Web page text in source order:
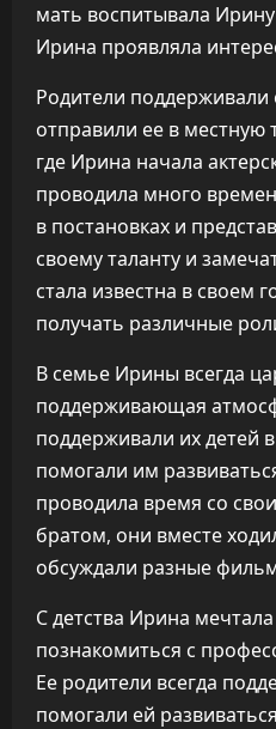
мать воспитывала Ирину
Ирина проявляла
Родители поддерживали
отправили ее в местную
где Ирина начала
проводила много
в постановках и
своему таланту и
стала известна в своем
получать различные
В семье Ирины всегда
поддерживающая
поддерживали их детей
помогали им
проводила время со
братом, они вместе
обсуждали разные
С детства Ирина
познакомиться с
Ее родители всегда
помогали ей